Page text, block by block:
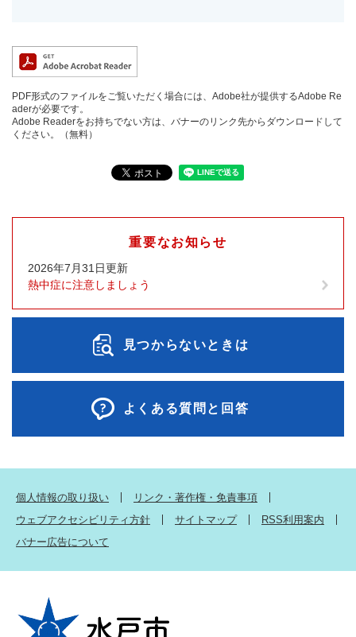
PDF形式のファイルをご覧いただく場合には、Adobe社が提供するAdobe Re
aderが必要です。
Adobe Readerをお持ちでない方は、バナーのリンク先からダウンロードして
ください。（無料）
重要なお知らせ
2026年7月31日更新
熱中症に注意しましょう
見つからないときは
よくある質問と回答
個人情報の取り扱い
リンク・著作権・免責事項
ウェブアクセシビリティ方針
サイトマップ
RSS利用案内
バナー広告について